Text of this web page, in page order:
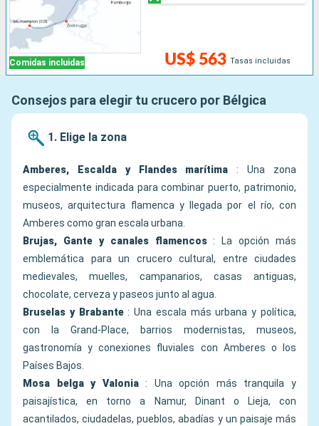
Comidas incluidas US$ 563 Tasas incluidas
Consejos para elegir tu crucero por Bélgica
1. Elige la zona
Amberes, Escalda y Flandes marítima : Una zona
especialmente indicada para combinar puerto, patrimonio,
museos, arquitectura flamenca y llegada por el río, con
Amberes como gran escala urbana.
Brujas, Gante y canales flamencos: La opción más
emblemática para un crucero cultural, entre ciudades
medievales, muelles, campanarios, casas antiguas,
chocolate, cerveza y paseos junto al agua.
Bruselas y Brabante: Una escala más urbana y política,
con la Grand-Place, barrios modernistas, museos,
gastronomía y conexiones fluviales con Amberes o los
Países Bajos.
Mosa belga y Valonia: Una opción más tranquila y
paisajística, en torno a Namur, Dinant o Lieja, con
acantilados, ciudadelas, pueblos, abadías y un paisaje más